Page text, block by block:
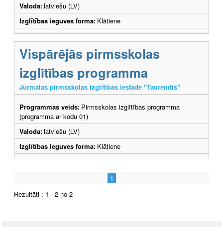
Valoda:latviešu (LV)
Izglītības ieguves forma: Klātiene
Vispārējās pirmsskolas
izglītības programma
Jūrmalas pirmsskolas izglītības iestāde "Taurenītis"
Programmas veids: Pirmsskolas izglītības programma
(programma ar kodu 01)
Valoda:latviešu (LV)
Izglītības ieguves forma: Klātiene
1
Rezultāti : 1 - 2 no 2